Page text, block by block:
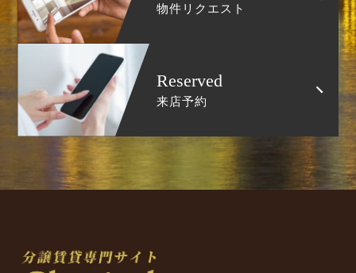
物件リクエスト
Reserved
来店予約